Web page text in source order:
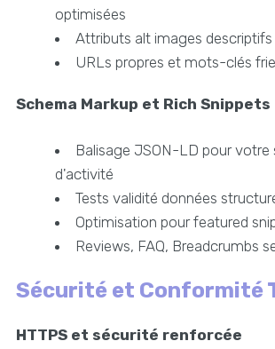
optimisées
Attributs alt images descriptifs
URLs propres et mots-clés
Schema Markup et Rich Snippets
Balisage JSON-LD pour votre
d'activité
Tests validité données
Optimisation pour featured
Reviews, FAQ, Breadcrumbs
Sécurité et Conformité
HTTPS et sécurité renforcée